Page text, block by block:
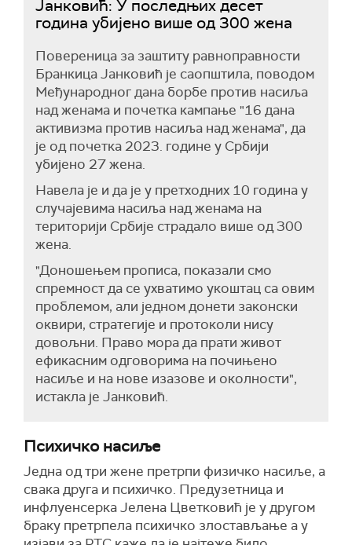
Јанковић: У последњих десет
година убијено више од 300 жена
Повереница за заштиту равноправности
Бранкица Јанковић је саопштила, поводом
Међународног дана борбе против насиља
над женама и почетка кампање "16 дана
активизма против насиља над женама", да
је од почетка 2023. године у Србији
убијено 27 жена.
Навела је и да је у претходних 10 година у
случајевима насиља над женама на
територији Србије страдало више од 300
жена.
"Доношењем прописа, показали смо
спремност да се ухватимо укоштац са овим
проблемом, али једном донети законски
оквири, стратегије и протоколи нису
довољни. Право мора да прати живот
ефикасним одговорима на почињено
насиље и на нове изазове и околности",
истакла је Јанковић.
Психичко насиље
Једна од три жене претрпи физичко насиље, а
свакадруга и психичко. Предузетница и
инфлуенсерка Јелена Цветковић је у другом
браку претрпела психичко злостављање а у